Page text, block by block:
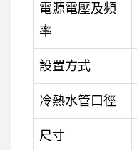
電源電壓及頻
率
設置方式
冷熱水管口徑
尺寸